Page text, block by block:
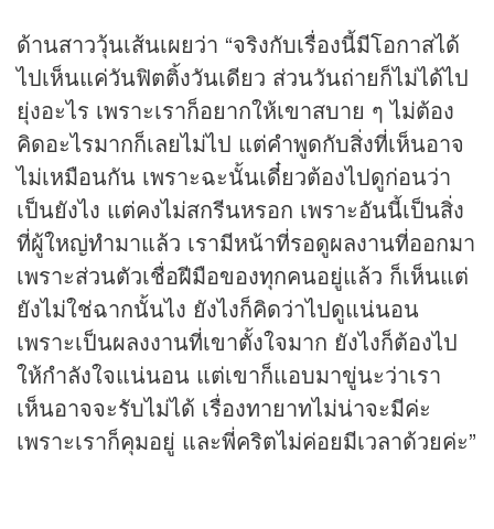
ด้านสาววุ้นเส้นเผยว่า “จริงกับเรื่องนี้มีโอกาสได้
ไปเห็นแค่วันฟิตติ้งวันเดียว ส่วนวันถ่ายก็ไม่ได้ไป
ยุ่งอะไร เพราะเราก็อยากให้เขาสบาย ๆ ไม่ต้อง
คิดอะไรมากก็เลยไม่ไป แต่คำพูดกับสิ่งที่เห็นอาจ
ไม่เหมือนกัน เพราะฉะนั้นเดี๋ยวต้องไปดูก่อนว่า
เป็นยังไง แต่คงไม่สกรีนหรอก เพราะอันนี้เป็นสิ่ง
ที่ผู้ใหญ่ทำมาแล้ว เรามีหน้าที่รอดูผลงานที่ออกมา
เพราะส่วนตัวเชื่อฝีมือของทุกคนอยู่แล้ว ก็เห็นแต่
ยังไม่ใช่ฉากนั้นไง ยังไงก็คิดว่าไปดูแน่นอน
เพราะเป็นผลงงานที่เขาตั้งใจมาก ยังไงก็ต้องไป
ให้กำลังใจแน่นอน แต่เขาก็แอบมาขู่นะว่าเรา
เห็นอาจจะรับไม่ได้ เรื่องทายาทไม่น่าจะมีค่ะ
เพราะเราก็คุมอยู่ และพี่คริตไม่ค่อยมีเวลาด้วยค่ะ”